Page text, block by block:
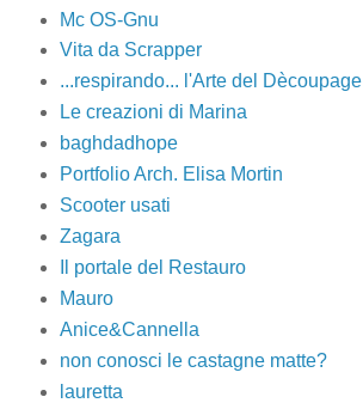
Mc OS-Gnu
Vita da Scrapper
...respirando... l'Arte del Dècoupage
Le creazioni di Marina
baghdadhope
Portfolio Arch. Elisa Mortin
Scooter usati
Zagara
Il portale del Restauro
Mauro
Anice&Cannella
non conosci le castagne matte?
lauretta